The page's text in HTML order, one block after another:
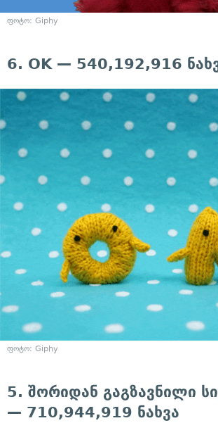
ფოტო: Giphy
6. OK — 540,192,916
ფოტო: Giphy
5. შორიდან გაგზავნილი
— 710,944,919 ნახვა